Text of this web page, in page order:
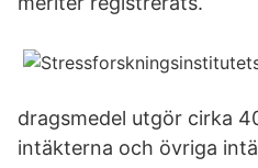
dragsmedel utgör cirka
intäkterna och övriga